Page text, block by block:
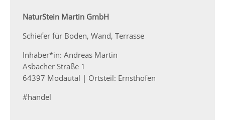
NaturStein Martin GmbH
Schiefer für Boden, Wand, Terrasse
Inhaber*in: Andreas Martin
Asbacher Straße 1
64397 Modautal | Ortsteil: Ernsthofen
#handel